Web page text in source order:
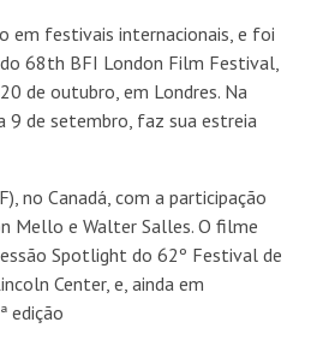
em festivais internacionais, e foi
68th BFI London Film Festival,
20 de outubro , em Londres. Na
9 de setembro, faz sua estreia
no Canadá, com a participação
Mello e Walter Salles. O filme
Spotlight do 62º Festival de
Center, e, ainda em
edição